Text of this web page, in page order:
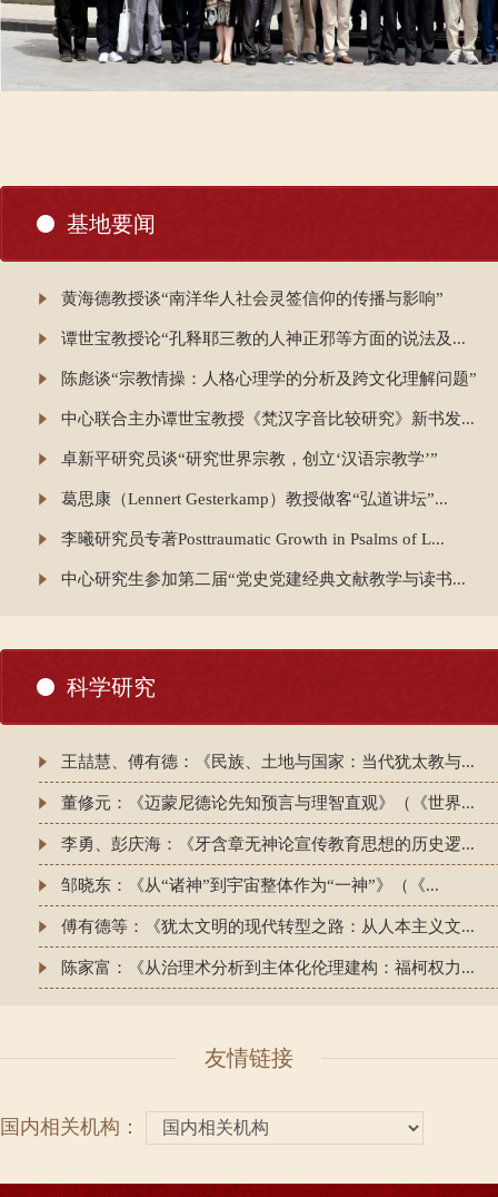
基地要闻
黄海德教授谈“南洋华人社会灵签信仰的传播与影响”
谭世宝教授论“孔释耶三教的人神正邪等方面的说法及...
陈彪谈“宗教情操：人格心理学的分析及跨文化理解问题”
中心联合主办谭世宝教授《梵汉字音比较研究》新书发...
卓新平研究员谈“研究世界宗教，创立‘汉语宗教学’”
葛思康（Lennert Gesterkamp）教授做客“弘道讲坛”...
李曦研究员专著Posttraumatic Growth in Psalms of L...
中心研究生参加第二届“党史党建经典文献教学与读书...
科学研究
王喆慧、傅有德：《民族、土地与国家：当代犹太教与...
董修元：《迈蒙尼德论先知预言与理智直观》（《世界...
李勇、彭庆海：《牙含章无神论宣传教育思想的历史逻...
邹晓东：《从“诸神”到宇宙整体作为“一神”》（《...
傅有德等：《犹太文明的现代转型之路：从人本主义文...
陈家富：《从治理术分析到主体化伦理建构：福柯权力...
友情链接
国内相关机构：